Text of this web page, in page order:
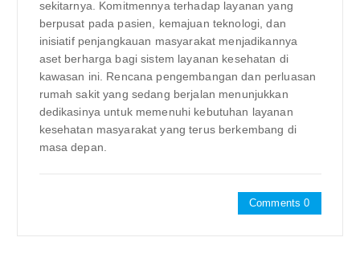
sekitarnya. Komitmennya terhadap layanan yang
berpusat pada pasien, kemajuan teknologi, dan
inisiatif penjangkauan masyarakat menjadikannya
aset berharga bagi sistem layanan kesehatan di
kawasan ini. Rencana pengembangan dan perluasan
rumah sakit yang sedang berjalan menunjukkan
dedikasinya untuk memenuhi kebutuhan layanan
kesehatan masyarakat yang terus berkembang di
masa depan.
Comments 0